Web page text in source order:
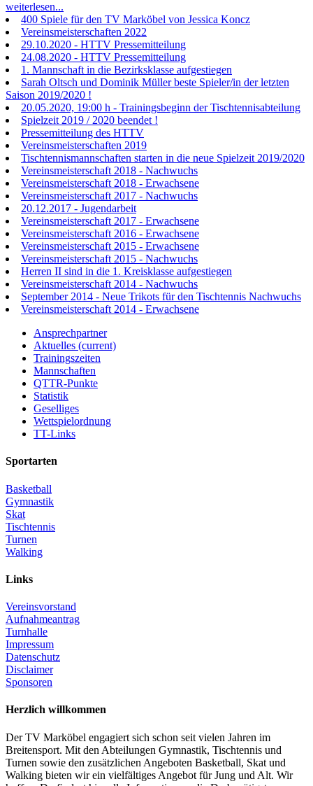
weiterlesen...
400 Spiele für den TV Marköbel von Jessica Koncz
Vereinsmeisterschaften 2022
29.10.2020 - HTTV Pressemitteilung
24.08.2020 - HTTV Pressemitteilung
1. Mannschaft in die Bezirksklasse aufgestiegen
Sarah Oltsch und Dominik Müller beste Spieler/in der letzten
Saison 2019/2020 !
20.05.2020, 19:00 h - Trainingsbeginn der Tischtennisabteilung
Spielzeit 2019 / 2020 beendet !
Pressemitteilung des HTTV
Vereinsmeisterschaften 2019
Tischtennismannschaften starten in die neue Spielzeit 2019/2020
Vereinsmeisterschaft 2018 - Nachwuchs
Vereinsmeisterschaft 2018 - Erwachsene
Vereinsmeisterschaft 2017 - Nachwuchs
20.12.2017 - Jugendarbeit
Vereinsmeisterschaft 2017 - Erwachsene
Vereinsmeisterschaft 2016 - Erwachsene
Vereinsmeisterschaft 2015 - Erwachsene
Vereinsmeisterschaft 2015 - Nachwuchs
Herren II sind in die 1. Kreisklasse aufgestiegen
Vereinsmeisterschaft 2014 - Nachwuchs
September 2014 - Neue Trikots für den Tischtennis Nachwuchs
Vereinsmeisterschaft 2014 - Erwachsene
Ansprechpartner
Aktuelles (current)
Trainingszeiten
Mannschaften
QTTR-Punkte
Statistik
Geselliges
Wettspielordnung
TT-Links
Sportarten
Basketball
Gymnastik
Skat
Tischtennis
Turnen
Walking
Links
Vereinsvorstand
Aufnahmeantrag
Turnhalle
Impressum
Datenschutz
Disclaimer
Sponsoren
Herzlich willkommen
Der TV Marköbel engagiert sich schon seit vielen Jahren im
Breitensport. Mit den Abteilungen Gymnastik, Tischtennis und
Turnen sowie den zusätzlichen Angeboten Basketball, Skat und
Walking bieten wir ein vielfältiges Angebot für Jung und Alt. Wir